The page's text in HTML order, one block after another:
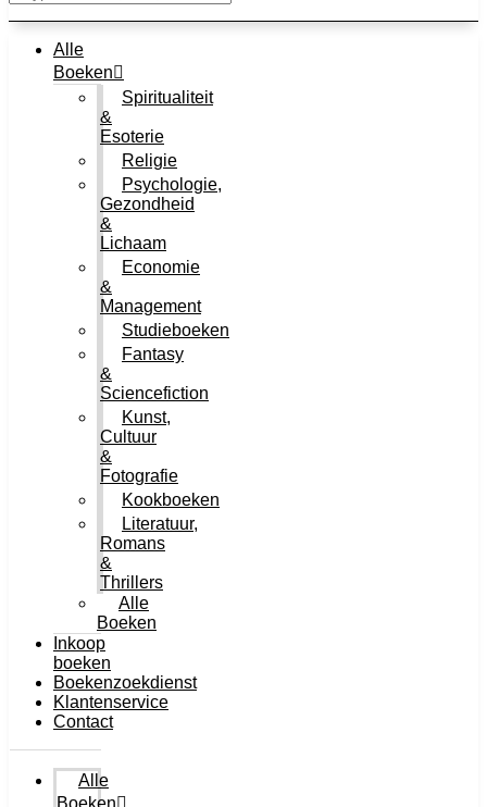
Alle
Boeken
Spiritualiteit
&
Esoterie
Religie
Psychologie,
Gezondheid
&
Lichaam
Economie
&
Management
Studieboeken
Fantasy
&
Sciencefiction
Kunst,
Cultuur
&
Fotografie
Kookboeken
Literatuur,
Romans
&
Thrillers
Alle
Boeken
Inkoop
boeken
Boekenzoekdienst
Klantenservice
Contact
Alle